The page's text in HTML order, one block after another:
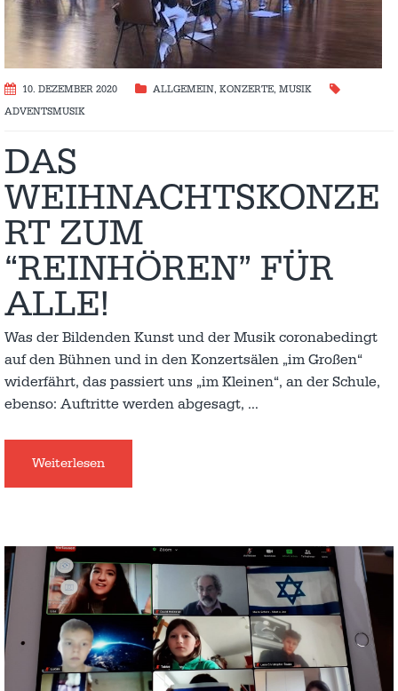
10. DEZEMBER 2020 ALLGEMEIN, KONZERTE, MUSIK
ADVENTSMUSIK
DAS
WEIHNACHTSKONZE
RT ZUM
“REINHÖREN” FÜR
ALLE!
Was der Bildenden Kunst und der Musik coronabedingt
auf den Bühnen und in den Konzertsälen „im Großen“
widerfährt, das passiert uns „im Kleinen“, an der Schule,
ebenso: Auftritte werden abgesagt, …
Weiterlesen